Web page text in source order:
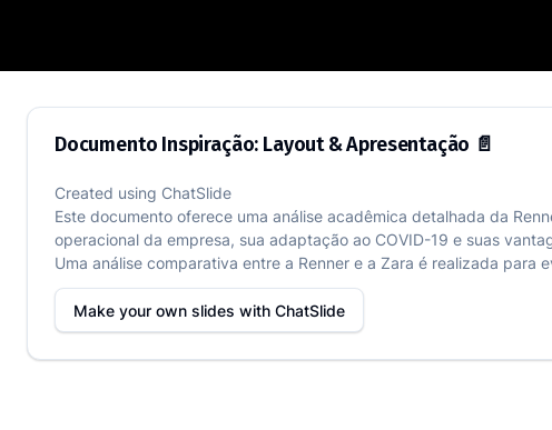
Documento Inspiração: Layout &
Documento Inspiração: Layout & Apresentação 📄
Created using ChatSlide
Este documento oferece uma análise acadêmica detalhada da
operacional da empresa, sua adaptação ao COVID-19 e suas
Uma análise comparativa entre a Renner e a Zara é realizada
Make your own slides with ChatSlide